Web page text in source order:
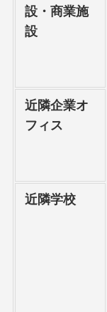
設・商業施
設
近隣企業オ
フィス
近隣学校